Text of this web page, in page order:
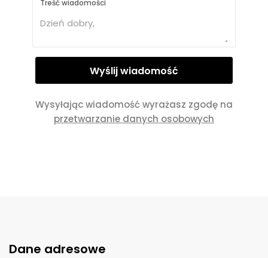
Treść wiadomości
Wysyłając wiadomość wyrażasz zgodę na
przetwarzanie danych osobowych
Dane adresowe